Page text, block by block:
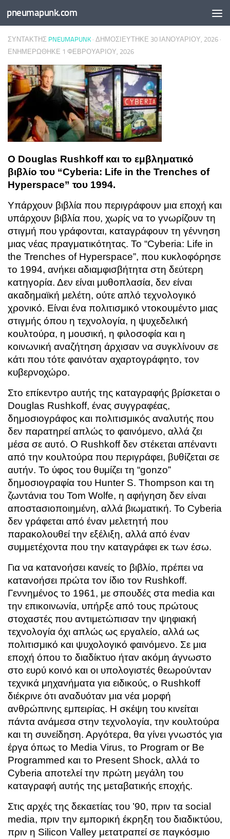
Skip to content
pneumapunk.com
ΣΥΝΤΆΚΤΗΣ PNEUMAPUNK · ΔΗΜΟΣΙΕΎΤΗΚΕ 30 ΙΑΝΟΥΑΡΊΟΥ, 2026 ·
ΕΝΗΜΕΡΏΘΗΚΕ 1 ΦΕΒΡΟΥΑΡΊΟΥ, 2026
Ο Douglas Rushkoff και το εμβληματικό
βιβλίο του “Cyberia: Life in the Trenches of
Hyperspace” του 1994.
Υπάρχουν βιβλία που περιγράφουν μια εποχή και
υπάρχουν βιβλία που, χωρίς να το γνωρίζουν τη
στιγμή που γράφονται, καταγράφουν τη γέννηση
μιας νέας πραγματικότητας. Το “Cyberia: Life in
the Trenches of Hyperspace”, που κυκλοφόρησε
το 1994, ανήκει αδιαμφισβήτητα στη δεύτερη
κατηγορία. Δεν είναι μυθοπλασία, δεν είναι
ακαδημαϊκή μελέτη, ούτε απλό τεχνολογικό
χρονικό. Είναι ένα πολιτισμικό ντοκουμέντο μιας
στιγμής όπου η τεχνολογία, η ψυχεδελική
κουλτούρα, η μουσική, η φιλοσοφία και η
κοινωνική αναζήτηση άρχισαν να συγκλίνουν σε
κάτι που τότε φαινόταν αχαρτογράφητο, τον
κυβερνοχώρο.
Στο επίκεντρο αυτής της καταγραφής βρίσκεται ο
Douglas Rushkoff, ένας συγγραφέας,
δημοσιογράφος και πολιτισμικός αναλυτής που
δεν παρατηρεί απλώς το φαινόμενο, αλλά ζει
μέσα σε αυτό. Ο Rushkoff δεν στέκεται απέναντι
από την κουλτούρα που περιγράφει, βυθίζεται σε
αυτήν. Το ύφος του θυμίζει τη “gonzo”
δημοσιογραφία του Hunter S. Thompson και τη
ζωντάνια του Tom Wolfe, η αφήγηση δεν είναι
αποστασιοποιημένη, αλλά βιωματική. Το Cyberia
δεν γράφεται από έναν μελετητή που
παρακολουθεί την εξέλιξη, αλλά από έναν
συμμετέχοντα που την καταγράφει εκ των έσω.
Για να κατανοήσει κανείς το βιβλίο, πρέπει να
κατανοήσει πρώτα τον ίδιο τον Rushkoff.
Γεννημένος το 1961, με σπουδές στα media και
την επικοινωνία, υπήρξε από τους πρώτους
στοχαστές που αντιμετώπισαν την ψηφιακή
τεχνολογία όχι απλώς ως εργαλείο, αλλά ως
πολιτισμικό και ψυχολογικό φαινόμενο. Σε μια
εποχή όπου το διαδίκτυο ήταν ακόμη άγνωστο
στο ευρύ κοινό και οι υπολογιστές θεωρούνταν
τεχνικά μηχανήματα για ειδικούς, ο Rushkoff
διέκρινε ότι αναδυόταν μια νέα μορφή
ανθρώπινης εμπειρίας. Η σκέψη του κινείται
πάντα ανάμεσα στην τεχνολογία, την κουλτούρα
και τη συνείδηση. Αργότερα, θα γίνει γνωστός για
έργα όπως το Media Virus, το Program or Be
Programmed και το Present Shock, αλλά το
Cyberia αποτελεί την πρώτη μεγάλη του
καταγραφή αυτής της μεταβατικής εποχής.
Στις αρχές της δεκαετίας του ’90, πριν τα social
media, πριν την εμπορική έκρηξη του διαδικτύου,
πριν η Silicon Valley μετατραπεί σε παγκόσμιο